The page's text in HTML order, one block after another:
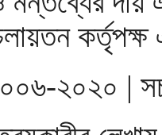
২০২০ |